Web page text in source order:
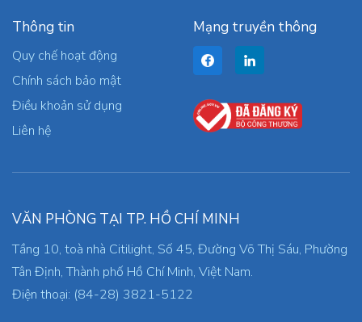
Thông tin
Quy chế hoạt động
Chính sách bảo mật
Điều khoản sử dụng
Liên hệ
Mạng truyền thông
VĂN PHÒNG TẠI TP. HỒ CHÍ MINH
Tầng 10, toà nhà Citilight, Số 45, Đường Võ Thị Sáu, Phường
Tân Định, Thành phố Hồ Chí Minh, Việt Nam.
Điện thoại: (84-28) 3821-5122